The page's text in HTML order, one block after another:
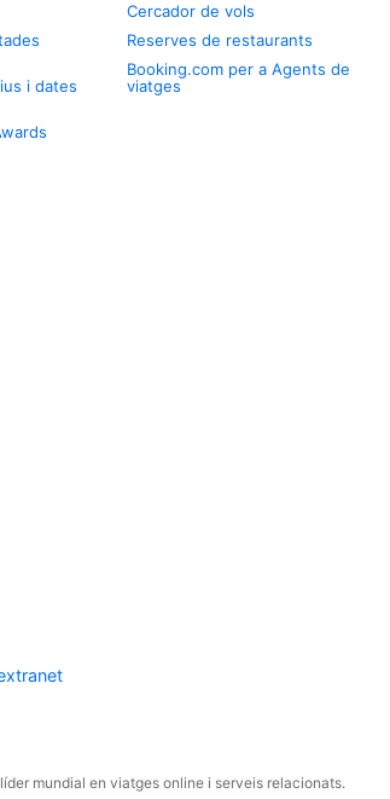
i dates
Cercador de vols
Reserves de restaurants
Booking.com per a Agents de
viatges
mundial en viatges online i serveis relacionats.